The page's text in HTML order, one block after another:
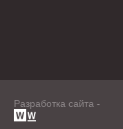
Разработка сайта -